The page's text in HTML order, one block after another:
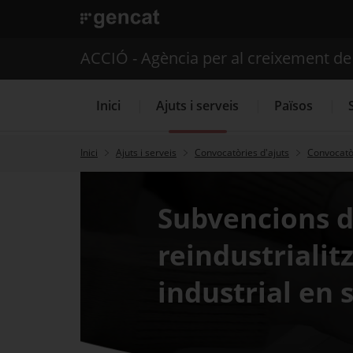
. Obre en una nova finestra.
ACCIÓ - Agència per al creixement
Inici Ajuts i serveis Països
Inici Ajuts i serveis Convocatòries d'ajuts
Subvencions
industrial en